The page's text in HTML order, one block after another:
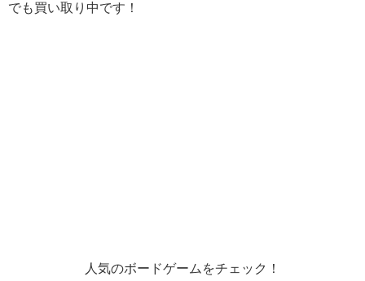
でも買い取り中です！
人気のボードゲームをチェック！